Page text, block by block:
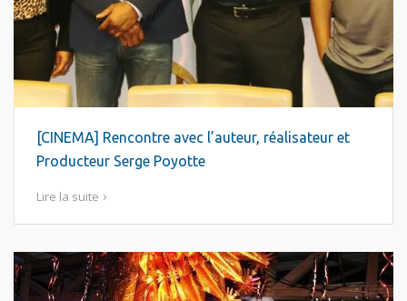
[CINEMA] Rencontre avec l’auteur, réalisateur et
Producteur Serge Poyotte
Lire la suite